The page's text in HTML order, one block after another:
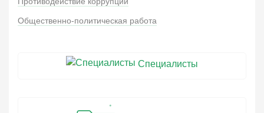
Общественно-политическая работа
Специалисты